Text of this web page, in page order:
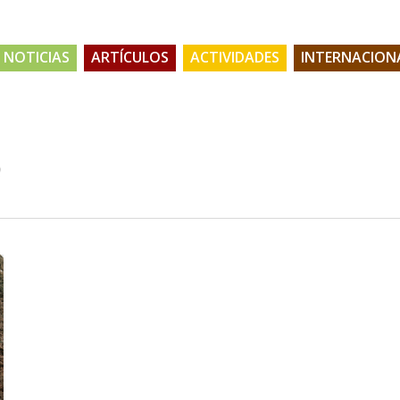
NOTICIAS ARTÍCULOS ACTIVIDADES